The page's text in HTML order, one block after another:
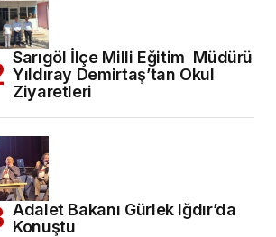
Sarıgöl İlçe Milli Eğitim Müdürü
Yıldıray Demirtaş’tan Okul
Ziyaretleri
Adalet Bakanı Gürlek Iğdır’da
Konuştu